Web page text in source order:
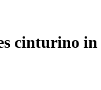
cinturino in